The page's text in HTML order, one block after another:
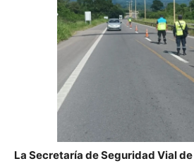
La Secretaría de Seguridad Vial